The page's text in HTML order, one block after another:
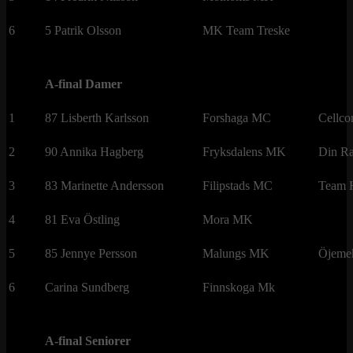
6 5 Patrik Olsson MK Team Treske
A-final Damer
1 87 Lisberth Karlsson Forshaga MC
2 90 Annika Hagberg Fryksdalens MK Din
3 83 Marinette Andersson Filipstads MC Team
4 81 Eva Östling Mora MK
5 85 Jennye Persson Malungs MK
6 Carina Sundberg Finnskoga Mk
A-final Seniorer